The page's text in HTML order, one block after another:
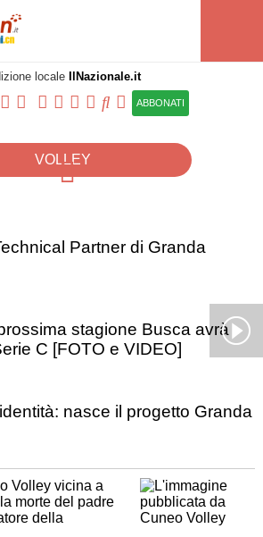
locale IlNazionale.it
ABBONATI
VOLLEY
Partner di Granda
stagione Busca avrà
C [FOTO e VIDEO]
nasce il progetto Granda
Volley vicina a
morte del padre
della